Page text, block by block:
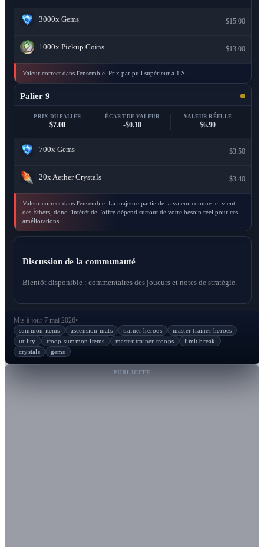
3000x Gems $15.00
1000x Pickup Coins $13.00
Valeur correct dans l'ensemble. Prix par pull supérieur à 1 $.
Palier 9
PRIX DU PALIER
$7.00
ÉCART DE VALEUR
-$0.10
VALEUR RÉELLE
$6.90
700x Gems $3.50
20x Aether Crystals $3.40
Valeur correct dans l'ensemble. La majeure partie de la valeur connue ici vient
des Éthers, donc l'intérêt de l'offre dépend surtout de votre besoin réel pour ces
améliorations.
Discussion de la communauté
Bientôt disponible : commentaires des joueurs et notes de stratégie.
Mis à jour 7 mai 2026•
summon items ascension mats trainer heroes
master trainer heroes
utility
troop summon items master trainer troops
limit break
crystals
gems
PUBLICITÉ